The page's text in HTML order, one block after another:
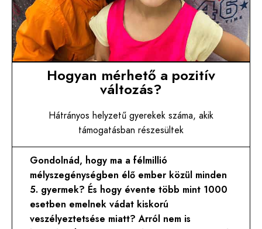
Hogyan mérhető a pozitív
változás?
Hátrányos helyzetű gyerekek száma, akik
támogatásban részesültek
Gondolnád, hogy ma a félmillió
mélyszegénységben élő ember közül minden
5. gyermek? És hogy évente több mint 1000
esetben emelnek vádat kiskorú
veszélyeztetsése miatt? Arról nem is